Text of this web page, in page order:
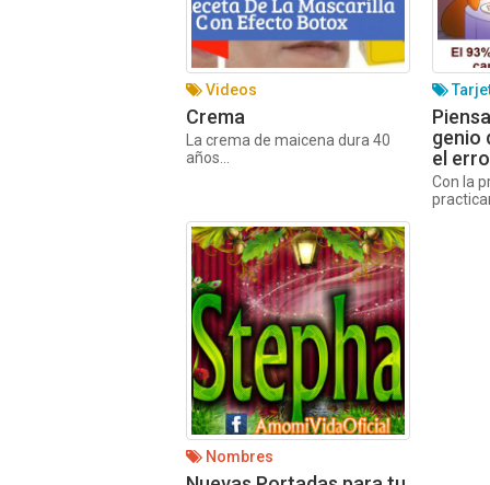
Videos
Crema
La crema de maicena dura 40
años...
genio
el
Con la
Nombres